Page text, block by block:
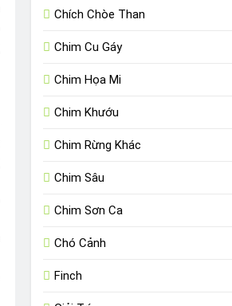
Chích Chòe Than
Chim Cu Gáy
Chim Họa Mi
Chim Khướu
Chim Rừng Khác
Chim Sâu
Chim Sơn Ca
Chó Cảnh
Finch